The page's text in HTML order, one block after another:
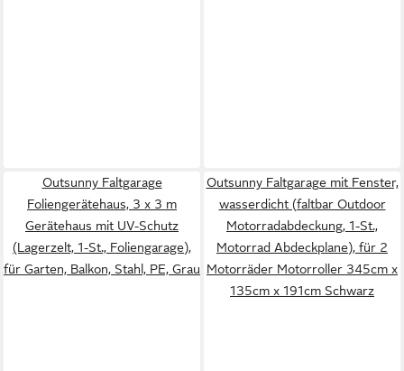
Outsunny Faltgarage
Foliengerätehaus, 3 x 3 m
Gerätehaus mit UV-Schutz
(Lagerzelt, 1-St., Foliengarage),
für Garten, Balkon, Stahl, PE, Grau
Outsunny Faltgarage mit Fenster,
wasserdicht (faltbar Outdoor
Motorradabdeckung, 1-St.,
Motorrad Abdeckplane), für 2
Motorräder Motorroller 345cm x
135cm x 191cm Schwarz